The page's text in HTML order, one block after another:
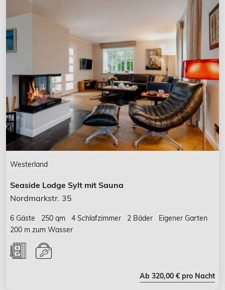
Westerland
Seaside Lodge Sylt mit Sauna
Nordmarkstr. 35
6 Gäste 250 qm 4 Schlafzimmer 2 Bäder
Eigener Garten
200 m zum Wasser
Ab 320,00 € pro Nacht